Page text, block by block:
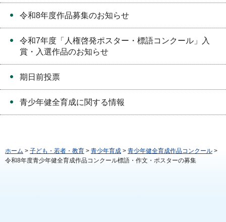
令和8年度作品募集のお知らせ
令和7年度「人権啓発ポスター・標語コンクール」入
賞・入選作品のお知らせ
期日前投票
青少年健全育成に関する情報
ホーム > 子ども・若者・教育 > 青少年育成 > 青少年健全育成作品コンクール >
令和8年度青少年健全育成作品コンクール標語・作文・ポスターの募集